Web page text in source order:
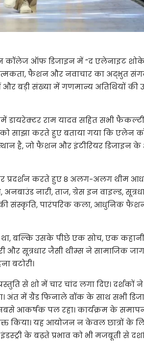
कॉलेज ऑफ डिजाइन में “द एलेनाइट
फैशन और नवाचार का अद्भुत
बड़ी संख्या में गणमान्य अतिथियों की
राम यादव सहित सभी फैकल्टी
साझा करते हुए बताया गया कि एलेन
है, जो फैशन और इंटीरियर डिजाइन के
प्रदर्शन करते हुए 8 अलग-अलग थीम
नारी, ताज, ग्रेस इन वाइल्ड,
की संस्कृति, पारंपरिक कला, आधुनिक
था, बल्कि उसके पीछे एक सोच, एक कहानी
और सूत्रधार जैसी थीम्स ने सामाजिक
बटोरी।
से शो में चार चांद लगा दिए। दर्शकों
अंत में ग्रैंड फिनाले वॉक के साथ सभी
आकर्षक पल रहा। कार्यक्रम के
किया। यह आयोजन न केवल छात्रों के
के बढ़ते प्रभाव को भी मजबूती से